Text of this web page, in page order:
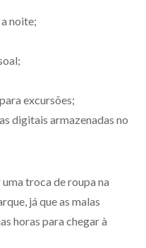
noite;
excursões;
digitais armazenadas no
troca de roupa na
já que as malas
horas para chegar à